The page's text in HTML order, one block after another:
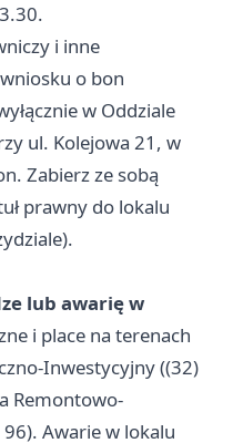
i inne
o bon
w Oddziale
ul. Kolejowa 21, w
Zabierz ze sobą
prawny do lokalu
lub awarię w
i place na terenach
Inwestycyjny ((32)
Remontowo-
Awarie w lokalu